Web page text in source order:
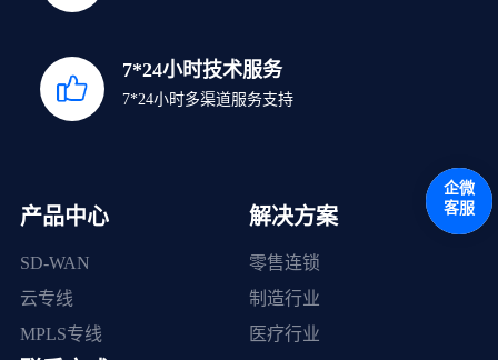
7*24小时技术服务
7*24小时多渠道服务支持
产品中心
SD-WAN
云专线
MPLS专线
解决方案
零售连锁
制造行业
医疗行业
企微
客服